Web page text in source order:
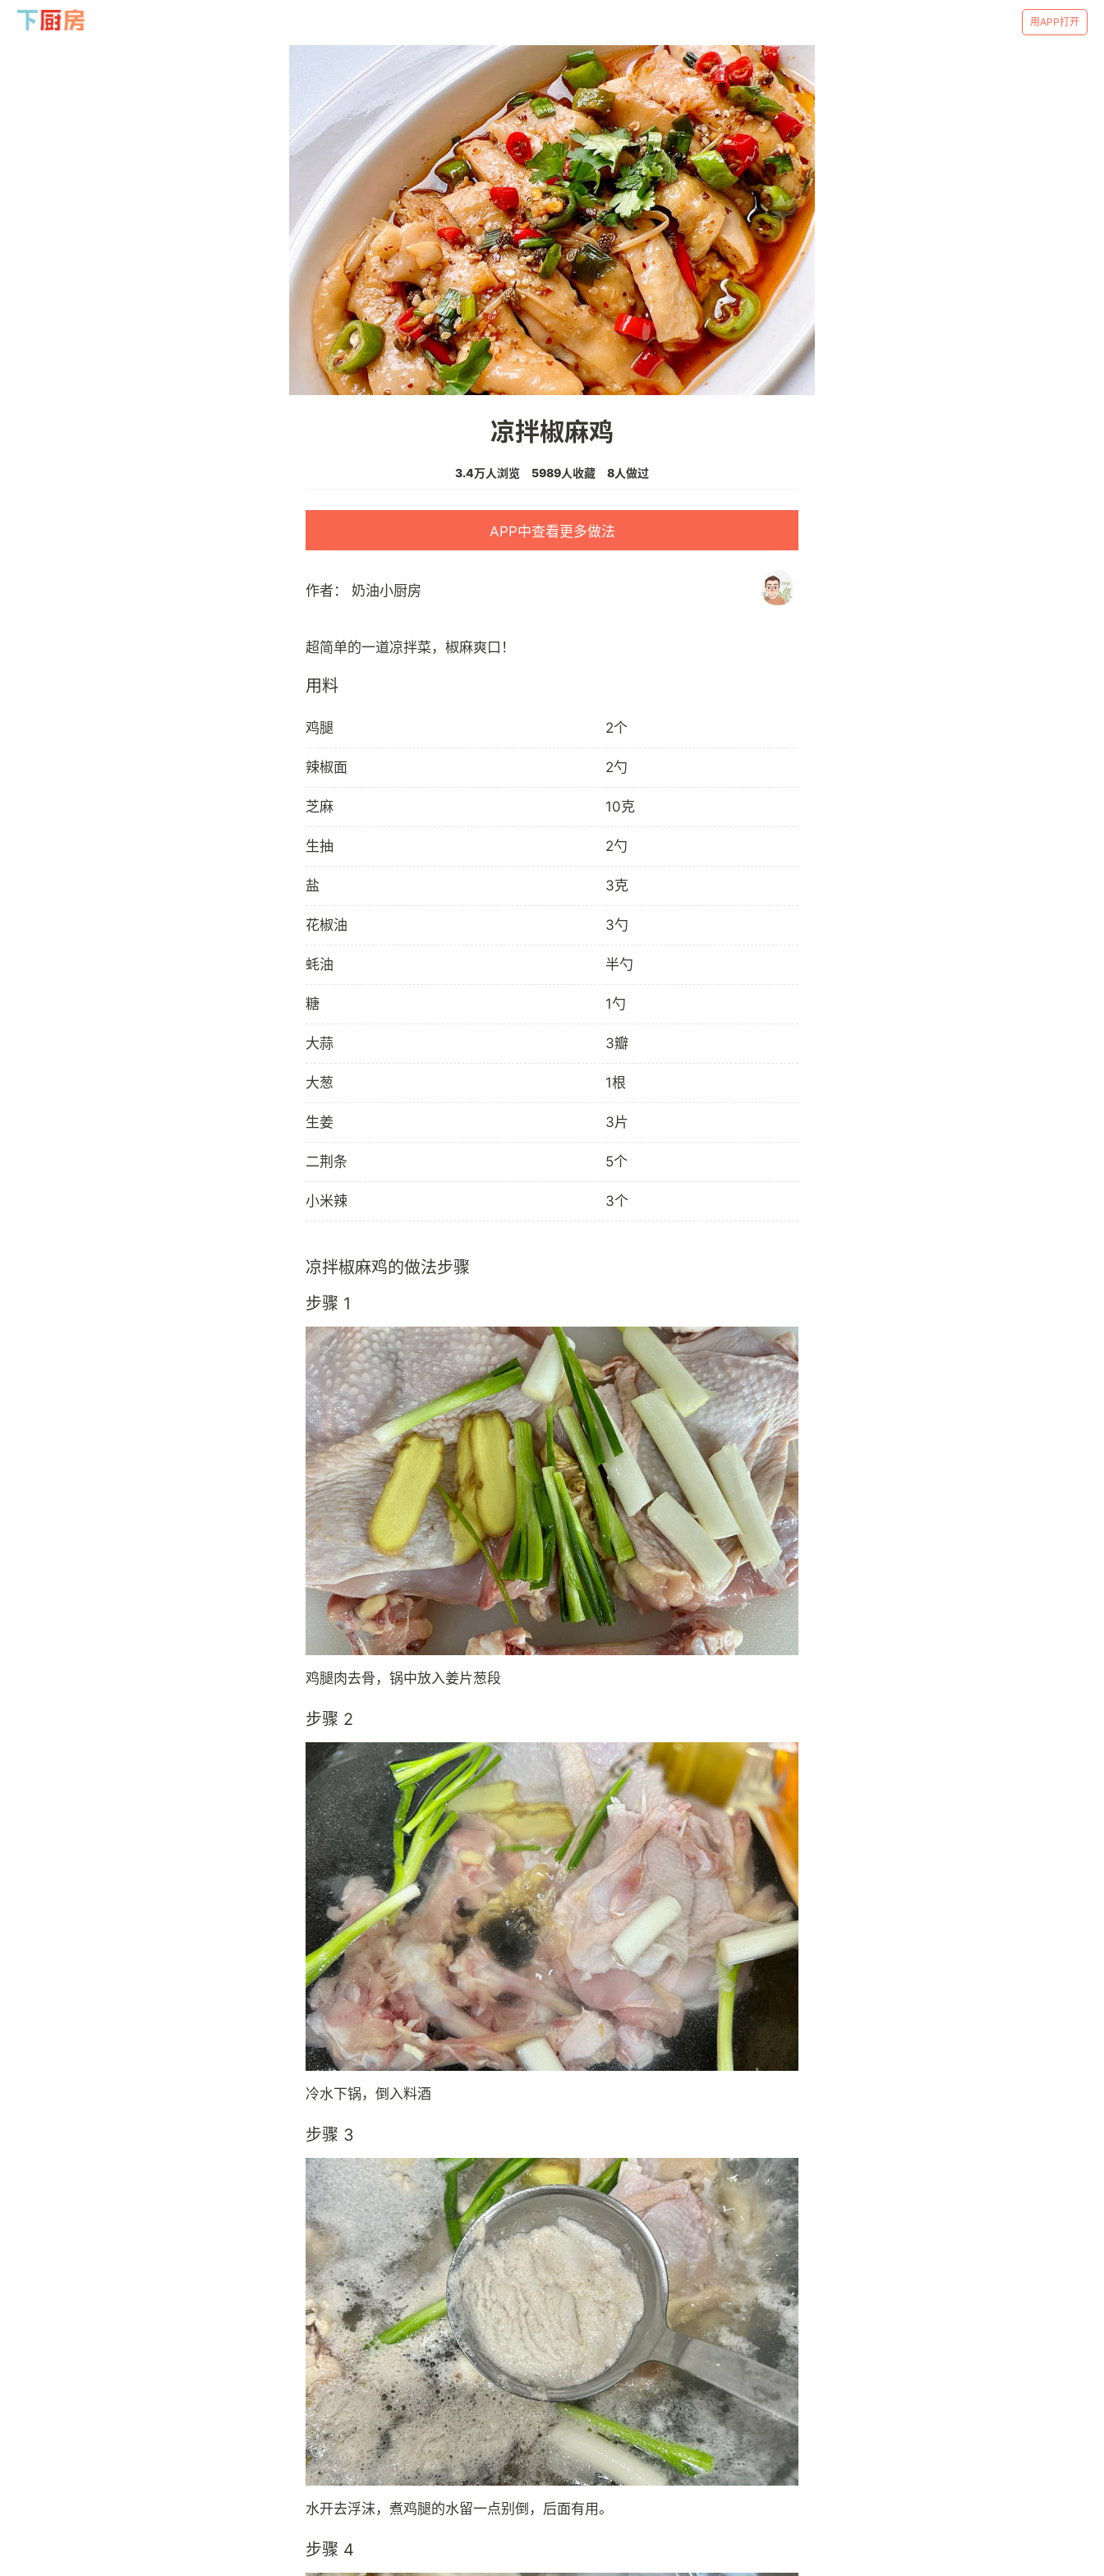
用APP打开
凉拌椒麻鸡
3.4万人浏览 5989人收藏 8人做过
APP中查看更多做法
作者： 奶油小厨房
用料
鸡腿 2个
辣椒面 2勺
芝麻 10克
生抽 2勺
盐 3克
花椒油 3勺
蚝油 半勺
糖 1勺
大蒜 3瓣
大葱 1根
生姜 3片
二荆条 5个
小米辣 3个
凉拌椒麻鸡的做法步骤
步骤 1
鸡腿肉去骨，锅中放入姜片葱段
步骤 2
冷水下锅，倒入料酒
步骤 3
水开去浮沫，煮鸡腿的水留一点别倒，后面有用。
步骤 4